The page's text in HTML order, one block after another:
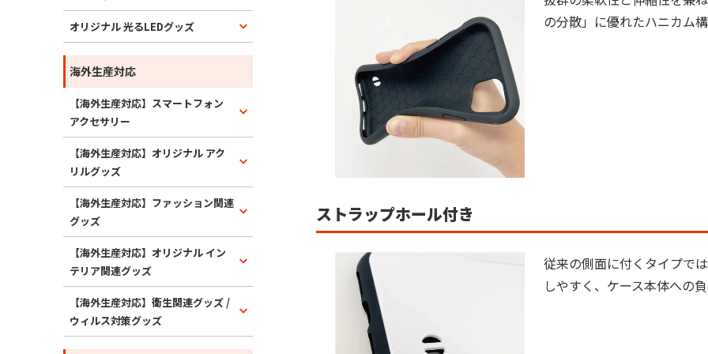
オリジナル 光るLEDグッズ
海外生産対応
【海外生産対応】スマートフォン
アクセサリー
【海外生産対応】オリジナル アク
リルグッズ
【海外生産対応】ファッション関連
グッズ
【海外生産対応】オリジナル イン
テリア関連グッズ
【海外生産対応】衛生関連グッズ /
ウィルス対策グッズ
の分散」に優れたハニカム
ストラップホール付き
従来の側面に付くタイプで
しやすく、ケース本体への